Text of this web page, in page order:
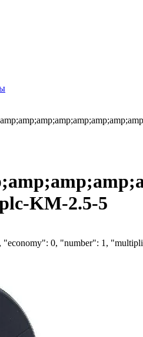
KM-2.5-5
0, "number": 1,